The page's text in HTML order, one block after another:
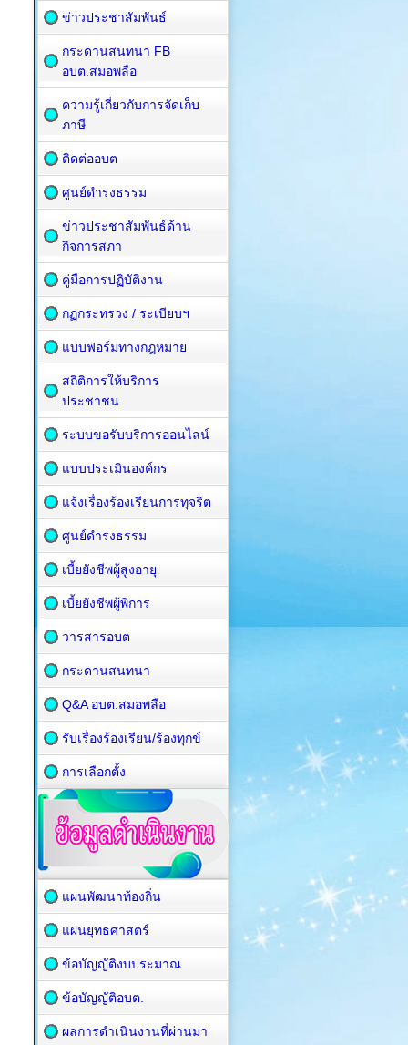
ข่าวประชาสัมพันธ์
กระดานสนทนา FB
อบต.สมอพลือ
ความรู้เกี่ยวกับการจัดเก็บ
ภาษี
ติดต่ออบต
ศูนย์ดำรงธรรม
ข่าวประชาสัมพันธ์ด้าน
กิจการสภา
คู่มือการปฏิบัติงาน
กฏกระทรวง / ระเบียบฯ
แบบฟอร์มทางกฎหมาย
สถิติการให้บริการ
ประชาชน
ระบบขอรับบริการออนไลน์
แบบประเมินองค์กร
แจ้งเรื่องร้องเรียนการทุจริต
ศูนย์ดำรงธรรม
เบี้ยยังชีพผู้สูงอายุ
เบี้ยยังชีพผู้พิการ
วารสารอบต
กระดานสนทนา
Q&A อบต.สมอพลือ
รับเรื่องร้องเรียน/ร้องทุกข์
การเลือกตั้ง
แผนพัฒนาท้องถิ่น
แผนยุทธศาสตร์
ข้อบัญญัติงบประมาณ
ข้อบัญญัติอบต.
ผลการดำเนินงานที่ผ่านมา